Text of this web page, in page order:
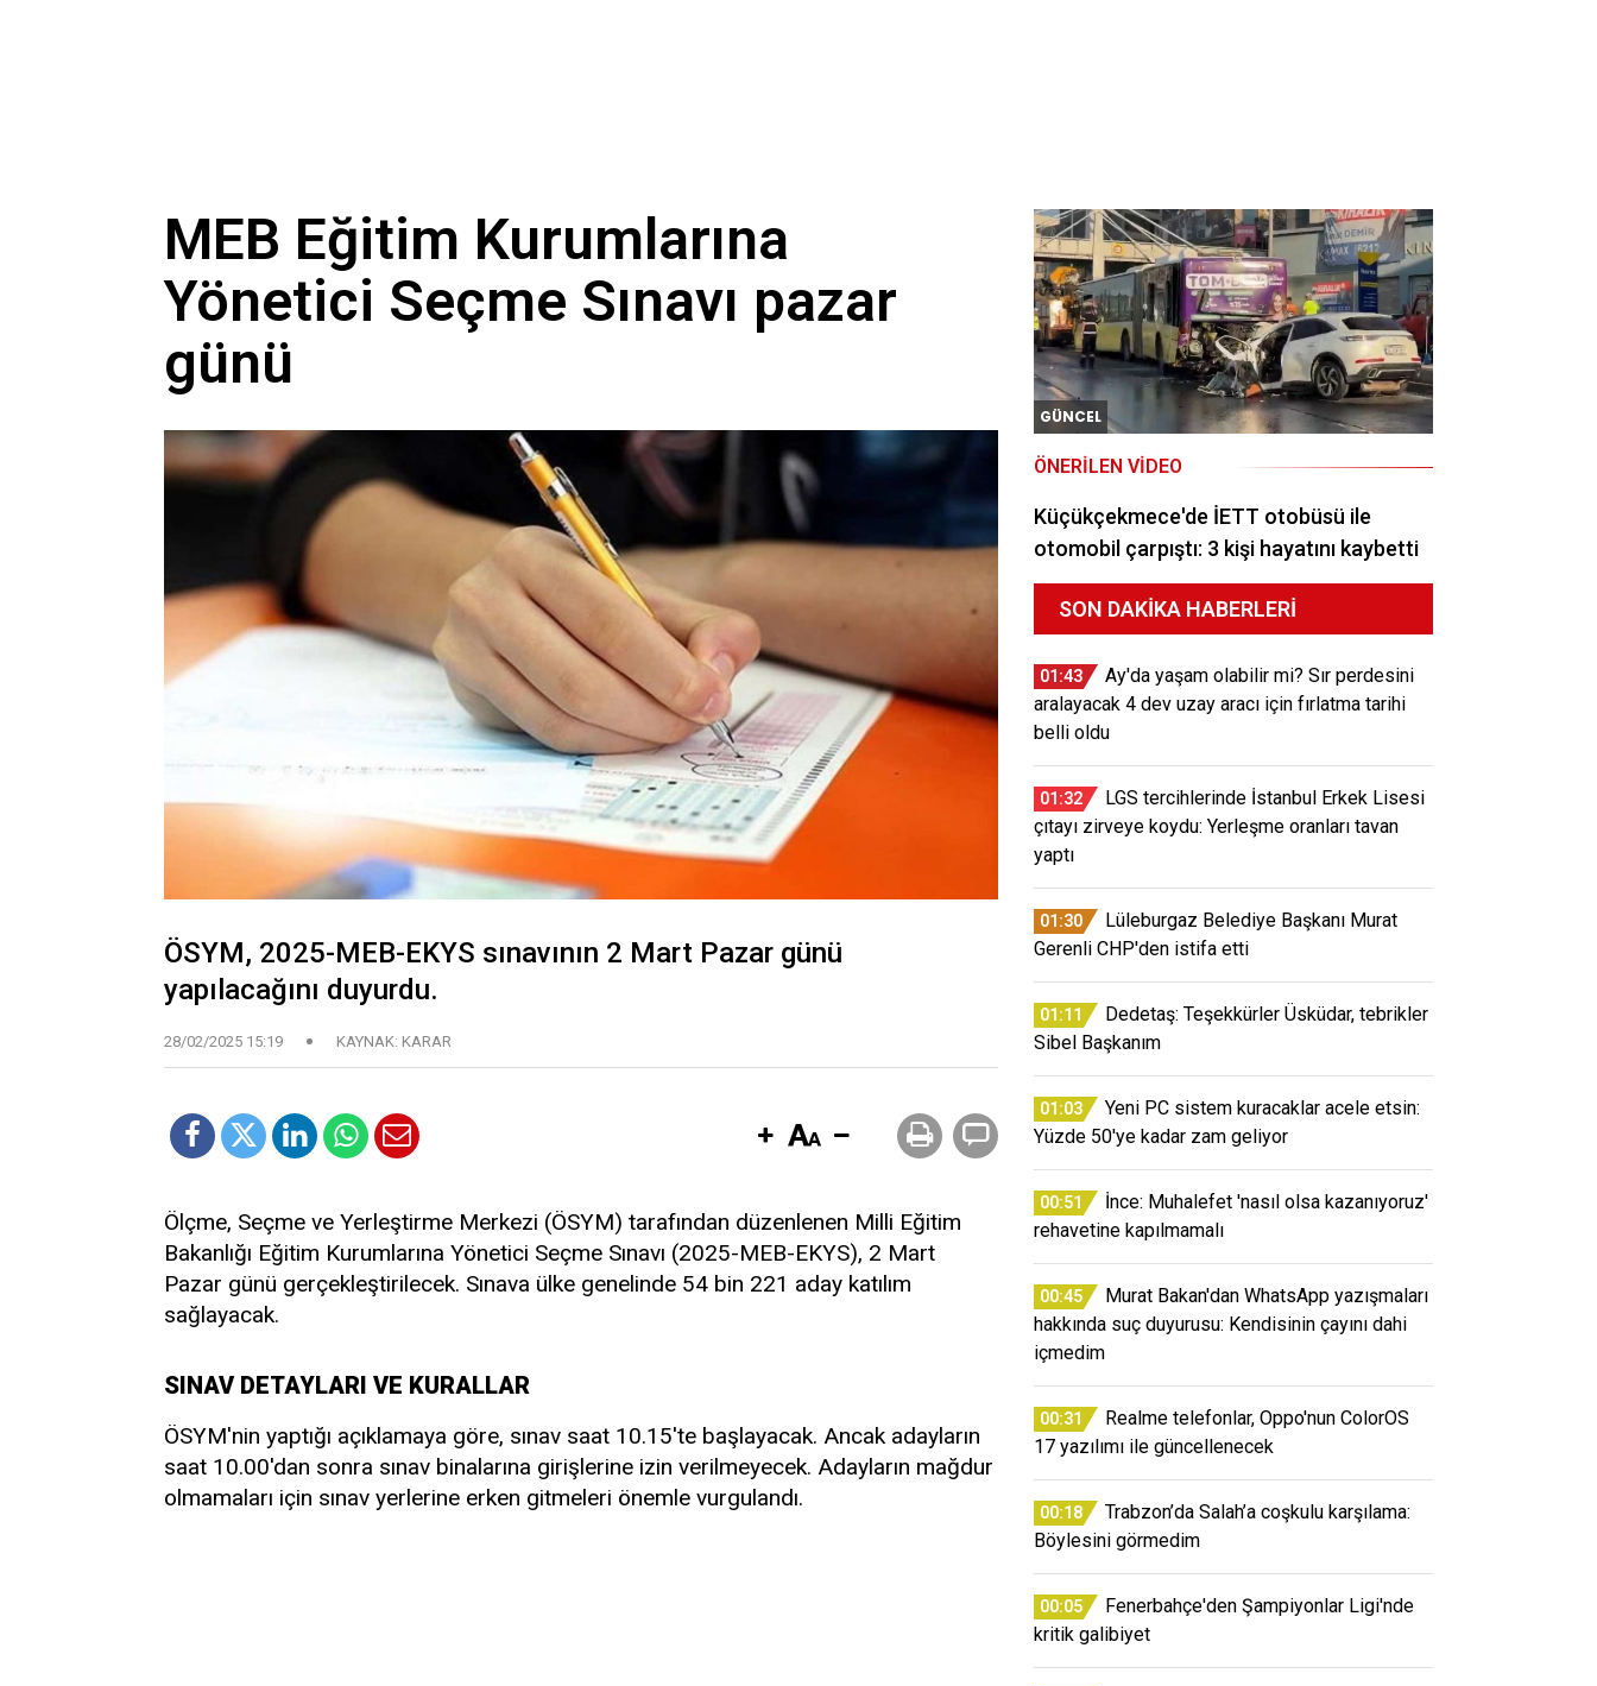
MEB Eğitim Kurumlarına
Yönetici Seçme Sınavı pazar
günü
ÖSYM, 2025-MEB-EKYS sınavının 2 Mart Pazar günü
yapılacağını duyurdu.
28/02/2025 15:19 KAYNAK: KARAR
Ölçme, Seçme ve Yerleştirme Merkezi (ÖSYM) tarafından düzenlenen Milli Eğitim
Bakanlığı Eğitim Kurumlarına Yönetici Seçme Sınavı (2025-MEB-EKYS), 2 Mart
Pazar günü gerçekleştirilecek. Sınava ülke genelinde 54 bin 221 aday katılım
sağlayacak.
SINAV DETAYLARI VE KURALLAR
ÖSYM'nin yaptığı açıklamaya göre, sınav saat 10.15'te başlayacak. Ancak adayların
saat 10.00'dan sonra sınav binalarına girişlerine izin verilmeyecek. Adayların mağdur
olmamaları için sınav yerlerine erken gitmeleri önemle vurgulandı.
GÜNCEL
ÖNERILEN VIDEO
Küçükçekmece'de İETT otobüsü ile
otomobil çarpıştı: 3 kişi hayatını kaybetti
SON DAKIKA HABERLERI
01:43
Ay'da yaşam olabilir mi? Sır perdesini
aralayacak 4 dev uzay aracı için fırlatma tarihi
belli oldu
01:32
LGS tercihlerinde İstanbul Erkek Lisesi
çıtayı zirveye koydu: Yerleşme oranları tavan
yaptı
01:30
Lüleburgaz Belediye Başkanı Murat
Gerenli CHP'den istifa etti
01:11
Dedetaş: Teşekkürler Üsküdar, tebrikler
Sibel Başkanım
01:03
Yeni PC sistem kuracaklar acele etsin:
Yüzde 50'ye kadar zam geliyor
00:51
İnce: Muhalefet 'nasıl olsa kazanıyoruz'
rehavetine kapılmamalı
00:45
Murat Bakan'dan WhatsApp yazışmaları
hakkında suç duyurusu: Kendisinin çayını dahi
içmedim
00:31
Realme telefonlar, Oppo'nun ColorOS
17 yazılımı ile güncellenecek
00:18
Trabzon’da Salah’a coşkulu karşılama:
Böylesini görmedim
00:05
Fenerbahçe'den Şampiyonlar Ligi'nde
kritik galibiyet